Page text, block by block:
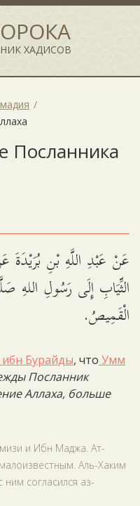
ХАДИСОВ
Посланника
عَنْ عَبْدِ اللَّهِ بْنِ
الثِّيَابِ إِلَى رَسُولِ اللهِ
الْقَمِيصُ.
ибн Бурайды, что Умм
Посланник
Аллаха, больше
и Ибн Маджа. Ат-
Аль-Хаким
согласился аз-